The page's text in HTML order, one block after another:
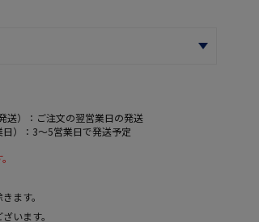
発送）：ご注文の翌営業日の発送
日）：3～5営業日で発送予定
ます。
います。